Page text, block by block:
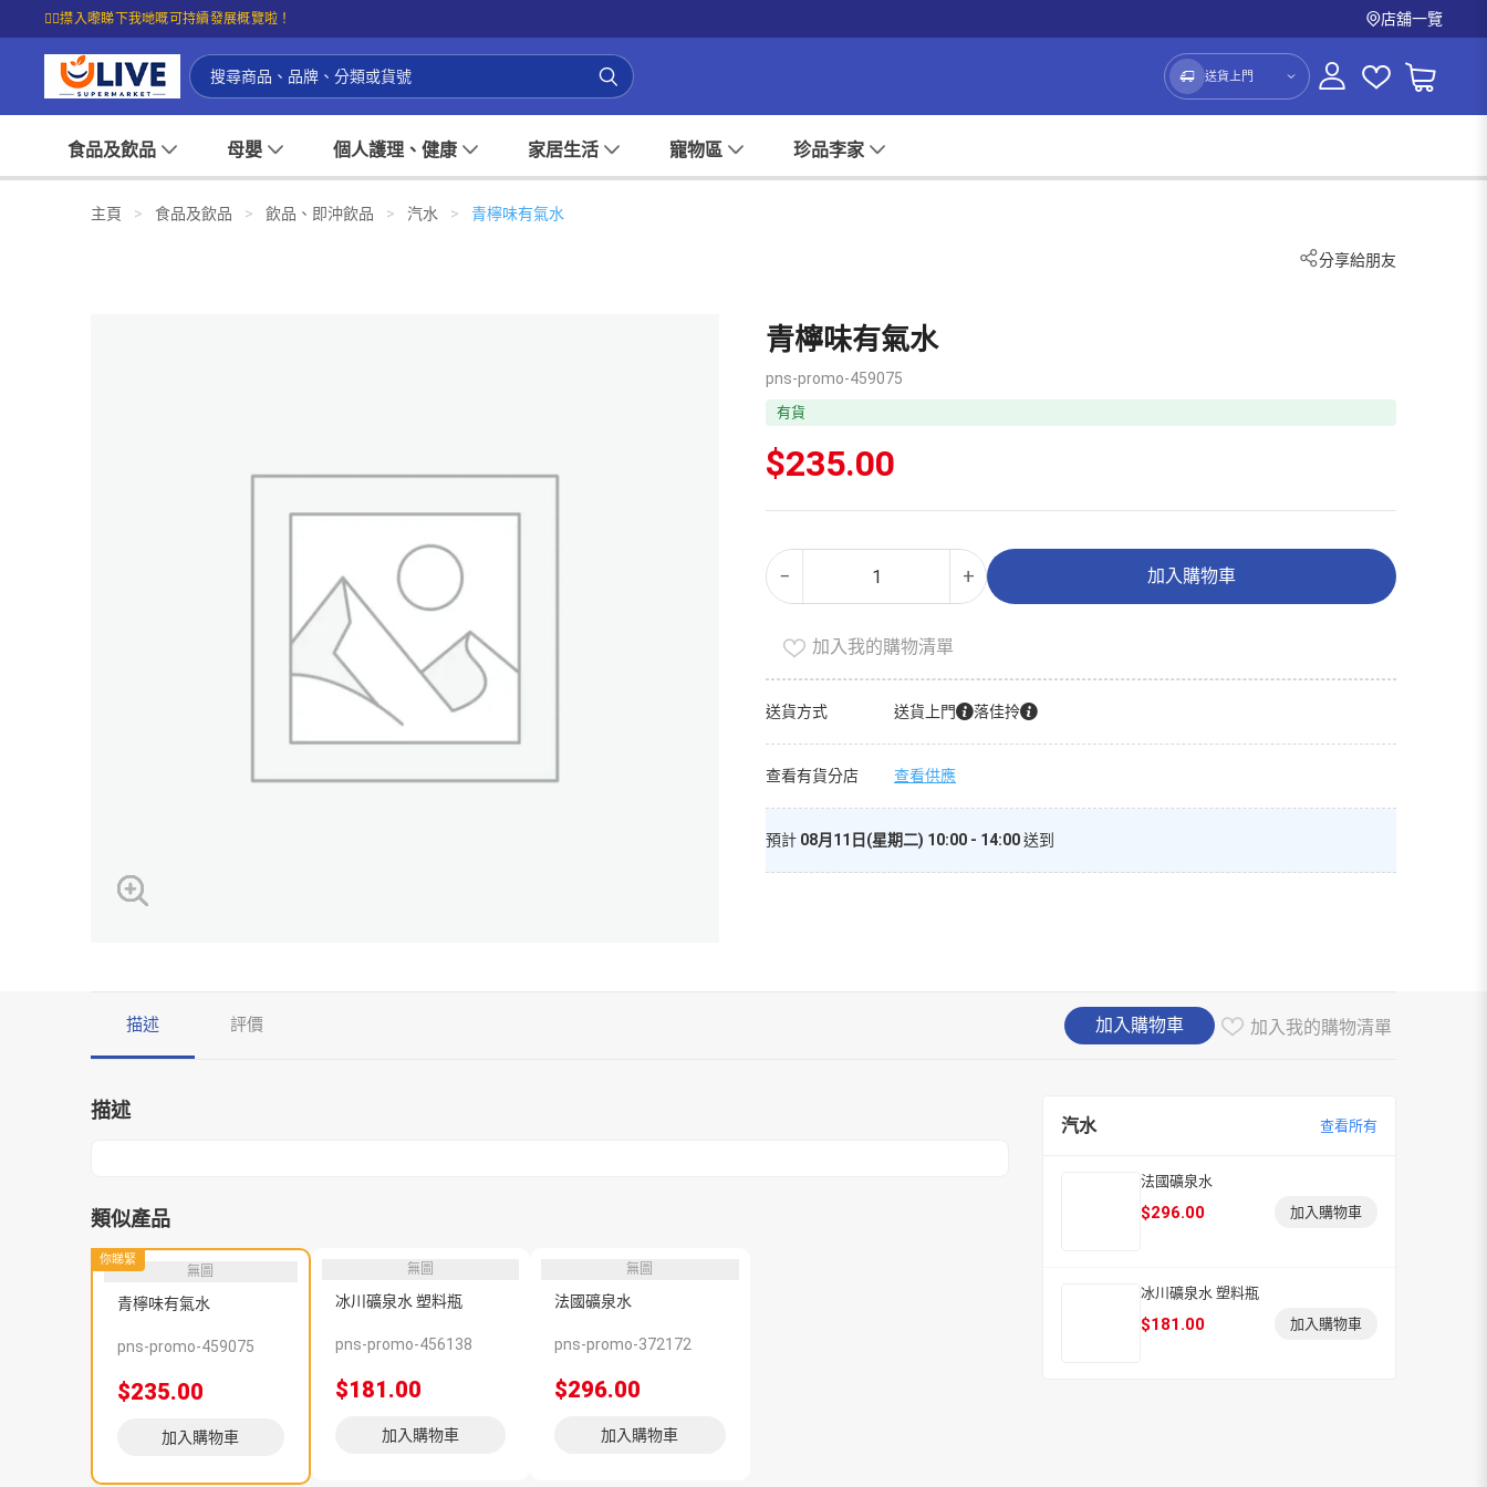
☝🏼㩒入嚟睇下我哋嘅可持續發展概覽啦！ 店舖一覽
送貨上門
食品及飲品 母嬰 個人護理、健康 家居生活 寵物區 珍品李家
主頁 > 食品及飲品 > 飲品、即沖飲品 > 汽水 > 青檸味有氣水
分享給朋友
青檸味有氣水
pns-promo-459075
有貨
$235.00
−
青
檸
氣
水
+ 加入購物車
Alternative:
加入我的購物清單
送貨方式 送貨上門 落佳拎
查看有貨分店 查看供應
預計 08月11日(星期二) 10:00 - 14:00送到
描述 評價 加入購物車 加入我的購物清單
描述
類似產品
你睇緊
無圖
青檸味有氣水
pns-promo-459075
$235.00
加入購物車
無圖
冰川礦泉水 塑料瓶
pns-promo-456138
$181.00
加入購物車
無圖
法國礦泉水
pns-promo-372172
$296.00
加入購物車
汽水 查看所有
法國礦泉水
$296.00 加入購物車
冰川礦泉水 塑料瓶
$181.00 加入購物車